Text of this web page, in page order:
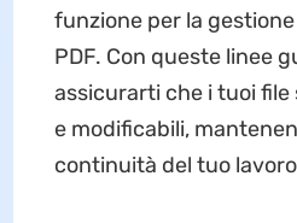
funzione per la
PDF. Con queste linee
assicurarti che i tuoi
e modificabili,
continuità del tuo